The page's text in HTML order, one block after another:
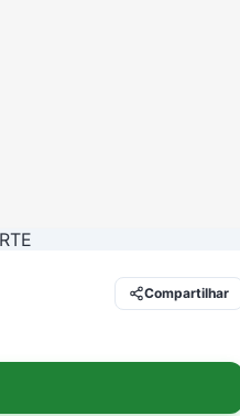
Compartilhar